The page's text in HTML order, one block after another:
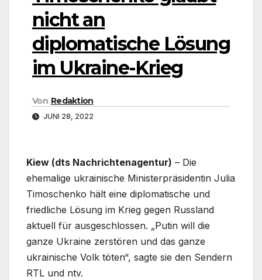
nicht an
diplomatische Lösung
im Ukraine-Krieg
Von Redaktion
JUNI 28, 2022
Kiew (dts Nachrichtenagentur) – Die
ehemalige ukrainische Ministerpräsidentin Julia
Timoschenko hält eine diplomatische und
friedliche Lösung im Krieg gegen Russland
aktuell für ausgeschlossen. „Putin will die
ganze Ukraine zerstören und das ganze
ukrainische Volk töten“, sagte sie den Sendern
RTL und ntv.